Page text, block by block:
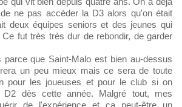
ne pas accéder la D3 alors qu'on était
deux équipes seniors et des jeunes qui
Ce fut très très dur de rebondir, de garder
que Saint-Malo est bien au-dessus
un peu mieux mais ce sera de toute
pour les joueuses et pour le club si on
dès cette année. Malgré tout, mes
de l'expérience et ça peut-être un